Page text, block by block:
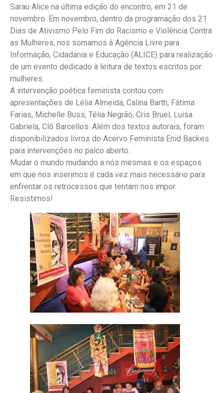
Sarau Alice na última edição do encontro, em 21 de
novembro. Em novembro, dentro da programação dos 21
Dias de Ativismo Pelo Fim do Racismo e Violência Contra
as Mulheres, nos somamos à Agência Livre para
Informação, Cidadania e Educação (ALICE) para realização
de um evento dedicado à leitura de textos escritos por
mulheres.
A intervenção poética feminista contou com
apresentações de Lélia Almeida, Calina Barth, Fátima
Farias, Michelle Buss, Télia Negrão, Cris Bruel, Luisa
Gabriela, Clô Barcellos. Além dos textos autorais, foram
disponibilizados livros do Acervo Feminista Enid Backes
para intervenções no palco aberto.
Mudar o mundo mudando a nós mesmas e os espaços
em que nos inserimos é cada vez mais necessário para
enfrentar os retrocessos que tentam nos impor.
Resistimos!